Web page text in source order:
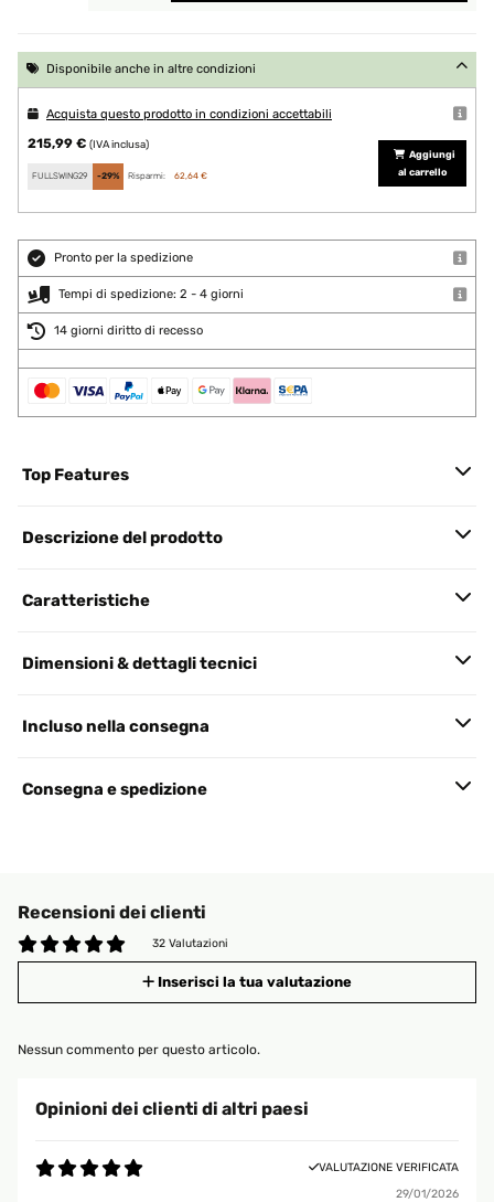
Disponibile anche in altre condizioni
Acquista questo prodotto in condizioni accettabili
215,99 € (IVA inclusa)
FULLSWING29 -29% Risparmi: 62,64 €
Aggiungi
al carrello
Pronto per la spedizione
Tempi di spedizione: 2 - 4 giorni
14 giorni diritto di recesso
Top Features
Descrizione del prodotto
Caratteristiche
Dimensioni & dettagli tecnici
Incluso nella consegna
Consegna e spedizione
Recensioni dei clienti
32 Valutazioni
Inserisci la tua valutazione
Nessun commento per questo articolo.
Opinioni dei clienti di altri paesi
VALUTAZIONE VERIFICATA
29/01/2026